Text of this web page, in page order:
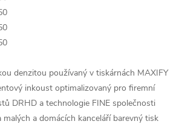
denzitou používaný v tiskárnách MAXIFY
inkoust optimalizovaný pro firemní
DRHD a technologie FINE společnosti
malých a domácích kanceláří barevný tisk